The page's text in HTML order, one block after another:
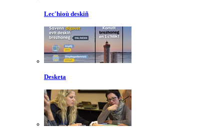
Lec'hioù deskiñ
Desketa